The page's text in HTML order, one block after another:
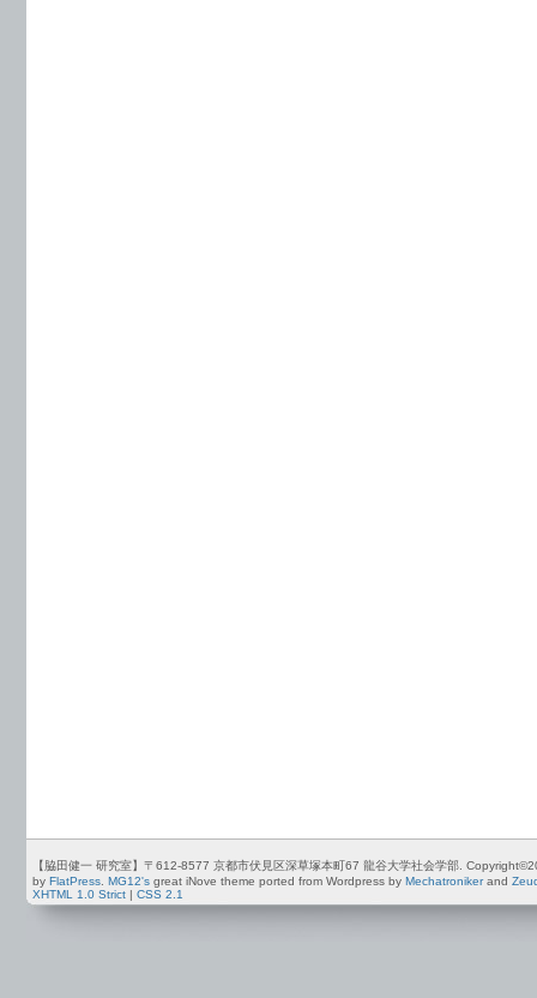
【脇田健一 研究室】〒612-8577 京都市伏見区深草塚本町67 龍谷大学社会学部.
by FlatPress. MG12's great iNove theme ported from Wordpress by Mechatronikerand
XHTML 1.0 Strict
CSS 2.1